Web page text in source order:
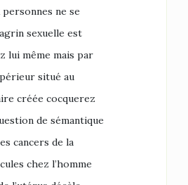
ne se
sexuelle est
lui même mais par
situé au
créée cocquerez
de sémantique
cancers de la
chez l’homme